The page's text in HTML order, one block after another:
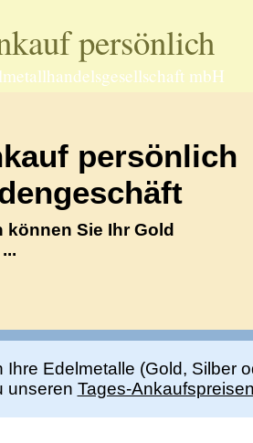
persönlich
mbH
persönlich
können Sie Ihr Gold
Ihre Edelmetalle (Gold, Silber
unseren Tages-